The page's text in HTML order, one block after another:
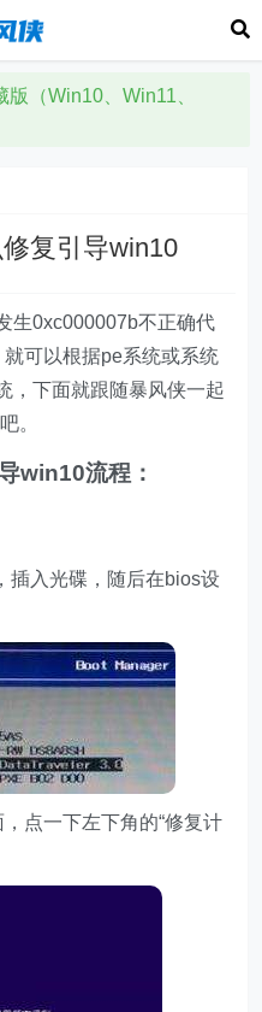
（Win10、Win11、
复引导win10
生0xc000007b不正确代
可以根据pe系统或系统
，下面就跟随暴风侠一起
。
win10流程：
插入光碟，随后在bios设
点一下左下角的“修复计